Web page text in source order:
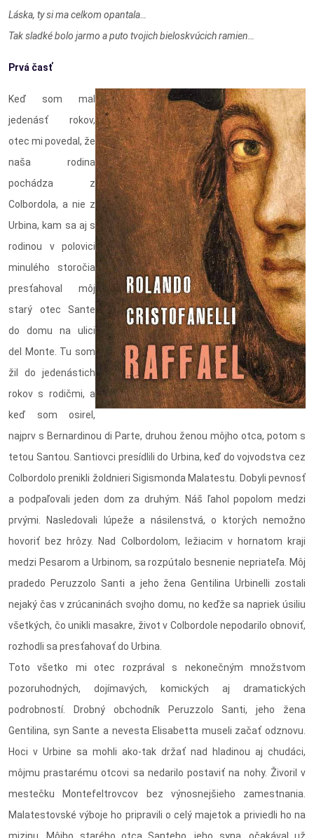
Láska, ty si ma celkom opantala…
Tak sladké bolo jarmo a puto tvojich bieloskvúcich ramien…
Prvá časť
Keď som mal
jedenásť rokov,
otec mi povedal, že
naša rodina
pochádza z
Colbordola, a nie z
Urbina, kam sa aj s
rodinou v polovici
minulého storočia
presťahoval môj
starý otec Sante
do domu na ulici
del Monte. Tu som
žil do jedenástich
rokov s rodičmi, a
keď som osirel,
najprv s Bernardinou di Parte, druhou ženou môjho otca, potom s
tetou Santou. Santiovci presídlili do Urbina, keď do vojvodstva cez
Colbordolo prenikli žoldnieri Sigismonda Malatestu. Dobyli pevnosť
a podpaľovali jeden dom za druhým. Náš ľahol popolom medzi
prvými. Nasledovali lúpeže a násilenstvá, o ktorých nemožno
hovoriť bez hrôzy. Nad Colbordolom, ležiacim v hornatom kraji
medzi Pesarom a Urbinom, sa rozpútalo besnenie nepriateľa. Môj
pradedo Peruzzolo Santi a jeho žena Gentilina Urbinelli zostali
nejaký čas v zrúcaninách svojho domu, no keďže sa napriek úsiliu
všetkých, čo unikli masakre, život v Colbordole nepodarilo obnoviť,
rozhodli sa presťahovať do Urbina.
Toto všetko mi otec rozprával s nekonečným množstvom
pozoruhodných, dojímavých, komických aj dramatických
podrobností. Drobný obchodník Peruzzolo Santi, jeho žena
Gentilina, syn Sante a nevesta Elisabetta museli začať odznovu.
Hoci v Urbine sa mohli ako-tak držať nad hladinou aj chudáci,
môjmu prastarému otcovi sa nedarilo postaviť na nohy. Živoril v
mestečku Montefeltrovcov bez výnosnejšieho zamestnania.
Malatestovské výboje ho pripravili o celý majetok a priviedli ho na